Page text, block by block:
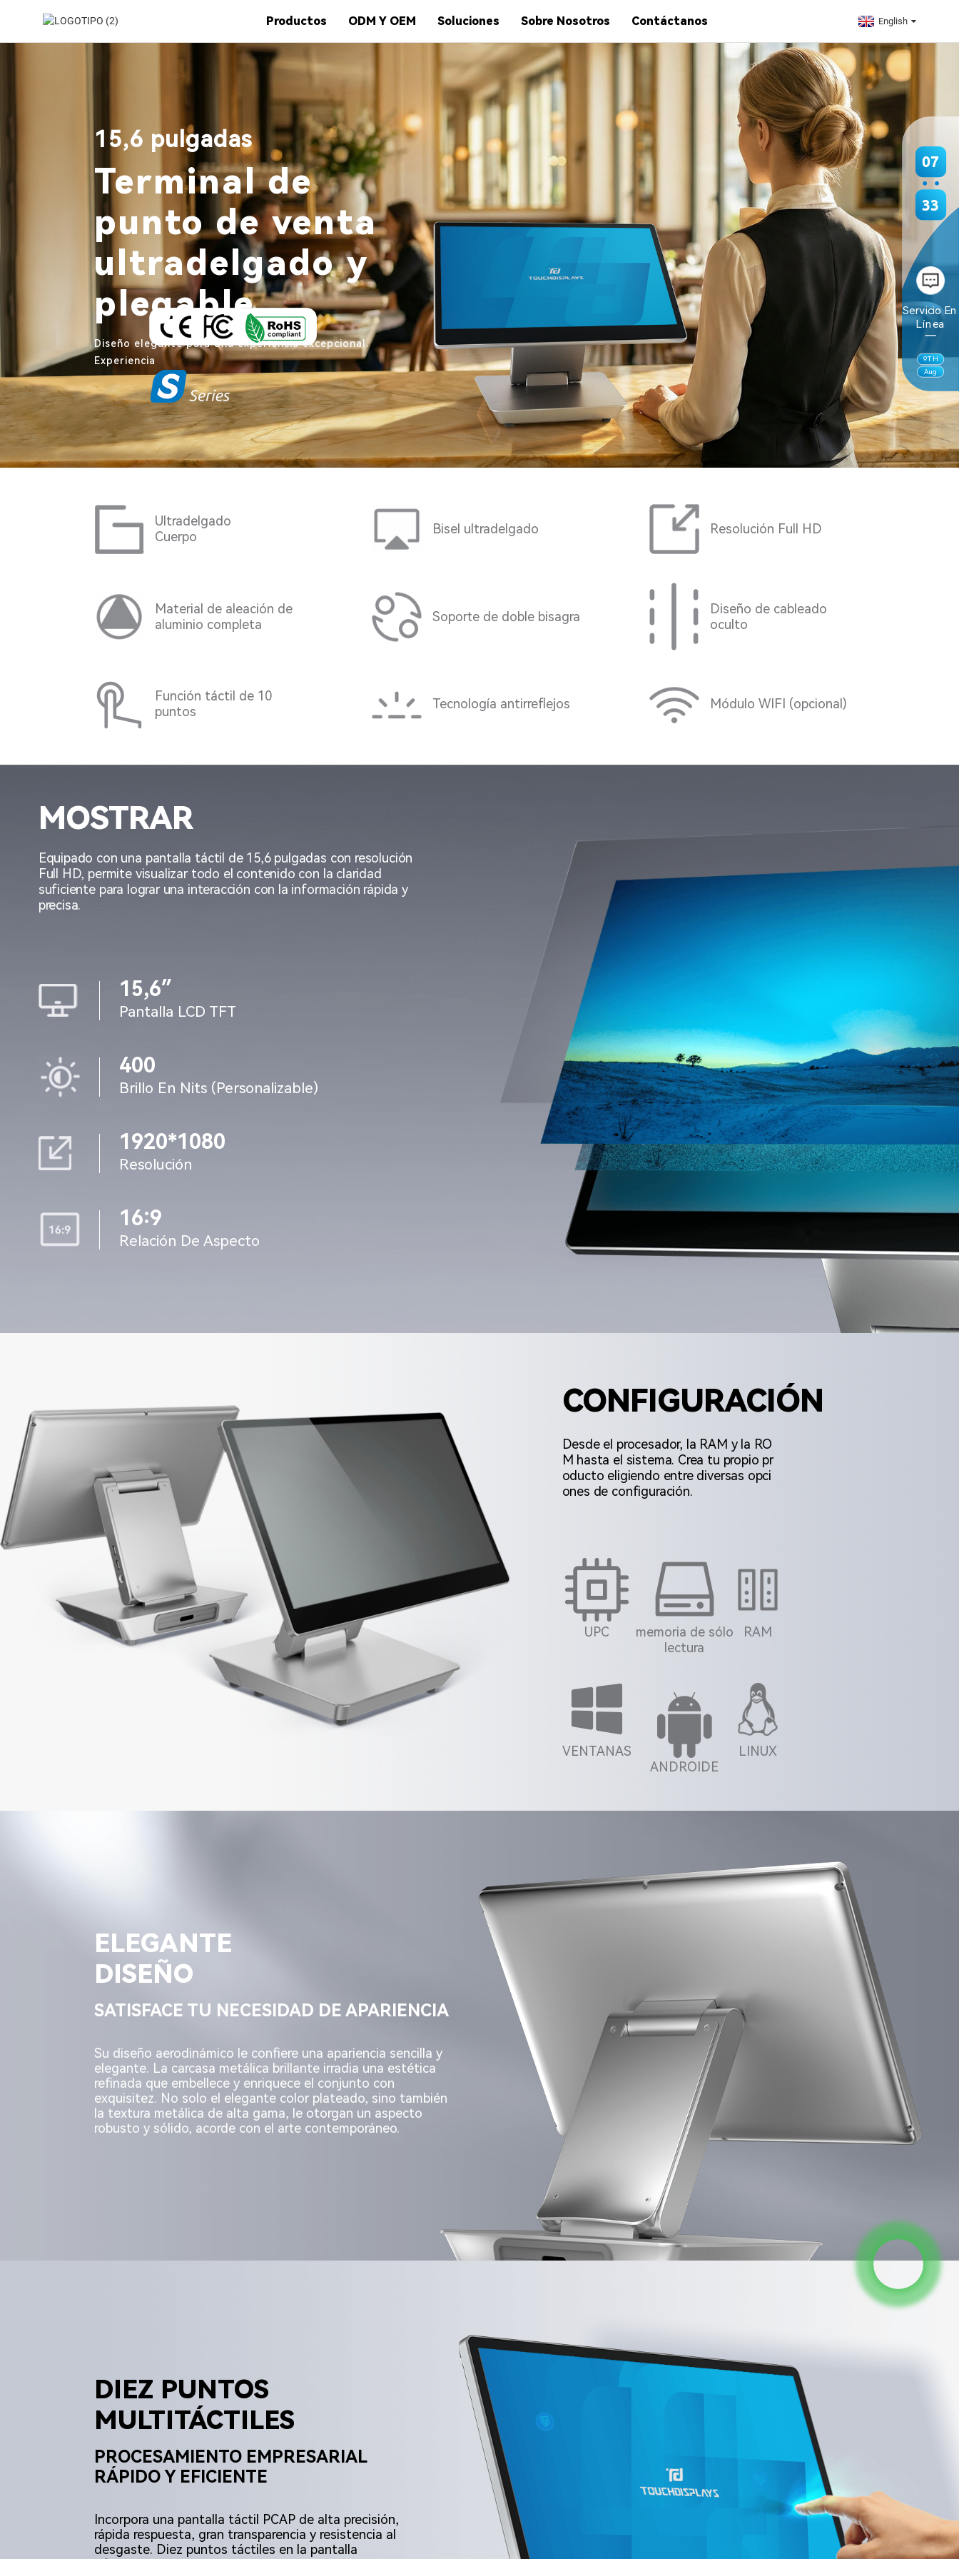
Productos ODM Y OEM Soluciones Sobre Nosotros Contáctanos English
15,6 pulgadas
Terminal de
punto de venta
ultradelgado y
plegable
Diseño elegante para una experiencia excepcional.
Experiencia
Ultradelgado
Cuerpo
Bisel ultradelgado Resolución Full HD
Material de aleación de
aluminio completa
Soporte de doble bisagra
Diseño de cableado
oculto
Función táctil de 10
puntos
Tecnología antirreflejos Módulo WIFI (opcional)
MOSTRAR
Equipado con una pantalla táctil de 15,6 pulgadas con resolución
Full HD, permite visualizar todo el contenido con la claridad
suficiente para lograr una interacción con la información rápida y
precisa.
15,6″
Pantalla LCD TFT
400
Brillo En Nits (personalizable)
1920*1080
Resolución
16:9
Relación De Aspecto
CONFIGURACIÓN
Desde el procesador, la RAM y la RO
M hasta el sistema. Crea tu propio pr
oducto eligiendo entre diversas opci
ones de configuración.
UPC
VENTANAS
memoria de sólo
lectura
ANDROIDE
RAM
LINUX
ELEGANTE
DISEÑO
SATISFACE TU NECESIDAD DE APARIENCIA
Su diseño aerodinámico le confiere una apariencia sencilla y
elegante. La carcasa metálica brillante irradia una estética
refinada que embellece y enriquece el conjunto con
exquisitez. No solo el elegante color plateado, sino también
la textura metálica de alta gama, le otorgan un aspecto
robusto y sólido, acorde con el arte contemporáneo.
DIEZ PUNTOS
MULTITÁCTILES
PROCESAMIENTO EMPRESARIAL
RÁPIDO Y EFICIENTE
Incorpora una pantalla táctil PCAP de alta precisión,
rápida respuesta, gran transparencia y resistencia al
desgaste. Diez puntos táctiles en la pantalla
07
33
Servicio En
Línea
9TH
Aug